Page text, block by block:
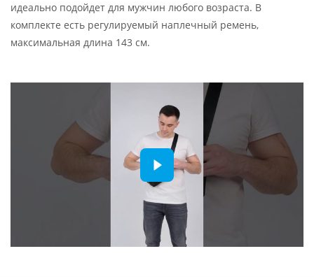
идеально подойдет для мужчин любого возраста. В
комплекте есть регулируемый наплечный ремень,
максимальная длина 143 см.